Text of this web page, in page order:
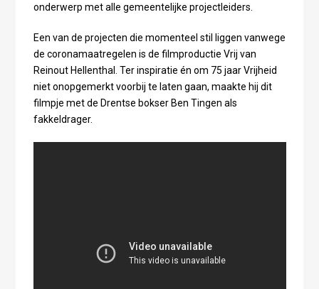
onderwerp met alle gemeentelijke projectleiders.
Een van de projecten die momenteel stil liggen vanwege
de coronamaatregelen is de filmproductie Vrij van
Reinout Hellenthal. Ter inspiratie én om 75 jaar Vrijheid
niet onopgemerkt voorbij te laten gaan, maakte hij dit
filmpje met de Drentse bokser Ben Tingen als
fakkeldrager.